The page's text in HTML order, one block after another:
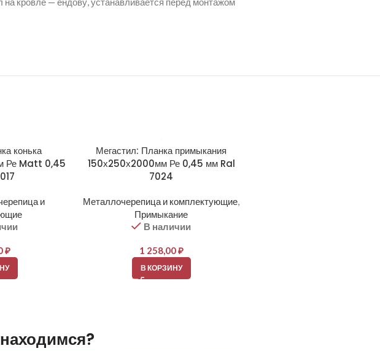
конька
Ре Matt 0,45
и
₽
Мегастил: Планка примыкания
150х250х2000мм Ре 0,45 мм Ral
7024
Металлочерепица и комплектующие,
Примыкание
В наличии
1 258,00₽
В КОРЗИНУ